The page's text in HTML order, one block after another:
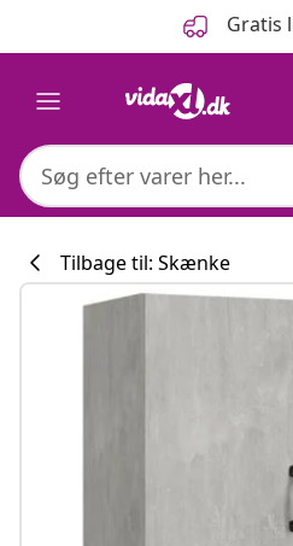
Gratis
Tilbage til: Skænke